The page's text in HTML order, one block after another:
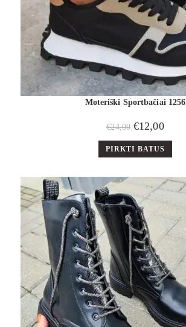
Moteriški Sportbačiai 1256
€24,00 €12,00
PIRKTI BATUS